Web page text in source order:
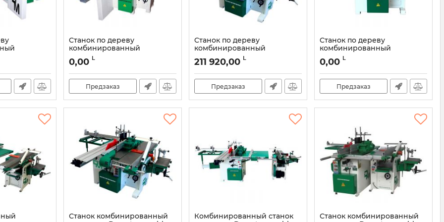
Machine
Cтанок по дереву
комбинированный
Damatomacchine America
2600-310
Артикул: DMCI0012S
0,00 L
Предзаказ
Cтанок по дереву
комбинированный
Damatomacchine America
1600-310 Powercut
Артикул: DMCI001S
211 920,00 L
Предзаказ
Cтанок по дереву
комбинированный
Damatomacchine America
2000-310
Артикул: DMCI0023S
0,00 L
Предзаказ
Станок комбинированный
Комбинированный станок
Станок комбинированный